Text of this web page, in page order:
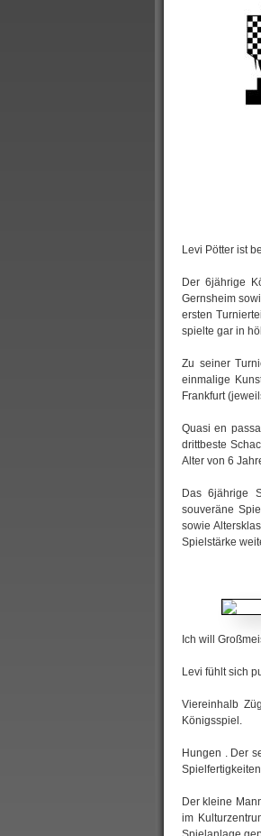
Levi Pötter ist
Der 6jährige
Gernsheim
ersten
spielte gar in
Zu seiner
einmalige
Frankfurt
Quasi en
drittbeste
Alter von 6
Das 6jährige
souveräne
sowie
Spielstärke
Ich will
Levi fühlt sich
Viereinhalb
Königsspiel.
Hungen . Der
Der kleine
im